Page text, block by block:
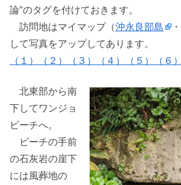
論”のタグを付けておきます。
訪問地はマイマップ（沖永良部島 ・
して写真をアップしてあります。
（１）
（２） （３） （４） （５） （６）
北東部から南
下してワンジョ
ビーチへ。
ビーチの手前
の石灰岩の崖下
には風葬地の